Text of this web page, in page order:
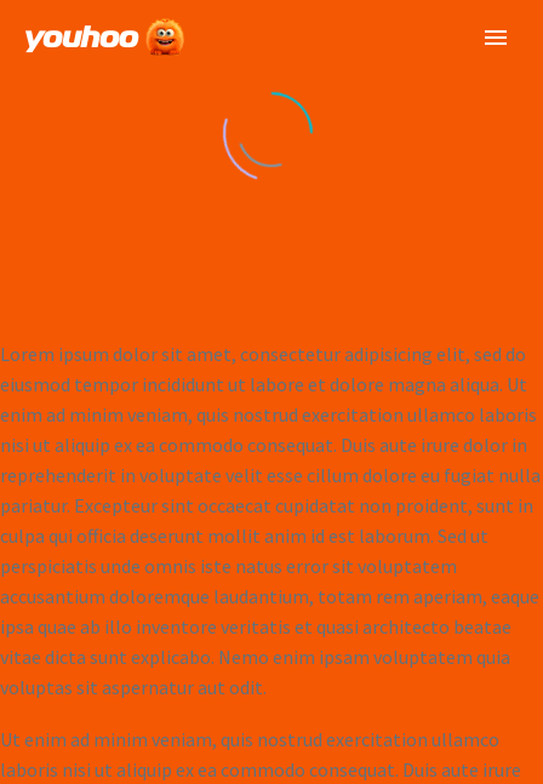
Lorem ipsum dolor sit amet, consectetur adipisicing elit, sed do
eiusmod tempor incididunt ut labore et dolore magna aliqua. Ut
enim ad minim veniam, quis nostrud exercitation ullamco laboris
nisi ut aliquip ex ea commodo consequat. Duis aute irure dolor in
reprehenderit in voluptate velit esse cillum dolore eu fugiat nulla
pariatur. Excepteur sint occaecat cupidatat non proident, sunt in
culpa qui officia deserunt mollit anim id est laborum. Sed ut
perspiciatis unde omnis iste natus error sit voluptatem
accusantium doloremque laudantium, totam rem aperiam, eaque
ipsa quae ab illo inventore veritatis et quasi architecto beatae
vitae dicta sunt explicabo. Nemo enim ipsam voluptatem quia
voluptas sit aspernatur aut odit.
Ut enim ad minim veniam, quis nostrud exercitation ullamco
laboris nisi ut aliquip ex ea commodo consequat. Duis aute irure